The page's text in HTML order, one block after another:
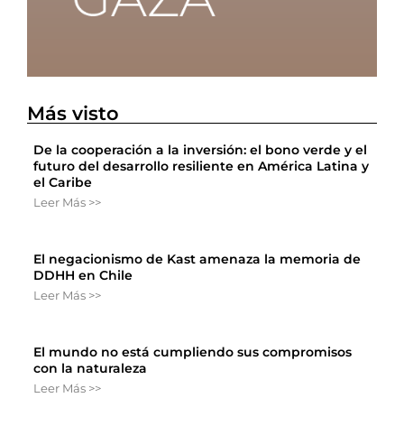
Más visto
De la cooperación a la inversión: el bono verde y el
futuro del desarrollo resiliente en América Latina y
el Caribe
Leer Más >>
El negacionismo de Kast amenaza la memoria de
DDHH en Chile
Leer Más >>
El mundo no está cumpliendo sus compromisos
con la naturaleza
Leer Más >>